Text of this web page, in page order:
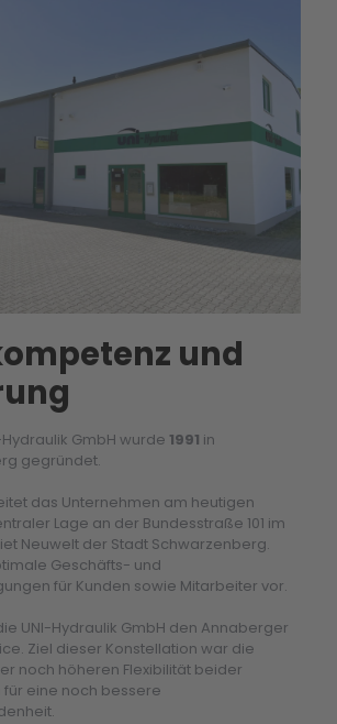
und
Hydraulik GmbH wurde 1991 in
gegründet.
das Unternehmen am heutigen
Lage an der Bundesstraße 101 im
Neuwelt der Stadt Schwarzenberg.
Geschäfts- und
für Kunden sowie Mitarbeiter vor.
UNI-Hydraulik GmbH den Annaberger
Ziel dieser Konstellation war die
noch höheren Flexibilität beider
eine noch bessere